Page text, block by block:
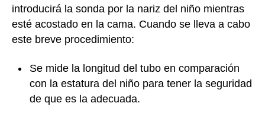
introducirá la sonda por la nariz del niño mientras
esté acostado en la cama. Cuando se lleva a cabo
este breve procedimiento:
Se mide la longitud del tubo en comparación
con la estatura del niño para tener la seguridad
de que es la adecuada.